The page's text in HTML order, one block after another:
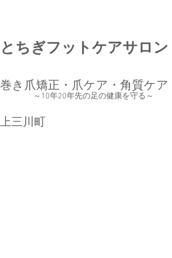
とちぎフットケア​​サロン
巻き爪矯正・爪ケア・角質ケア
上三川町
～10年20年先の足の健康を守る ～